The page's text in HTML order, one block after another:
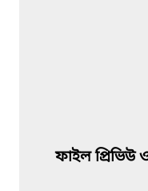
ফাইল প্রিভিউ